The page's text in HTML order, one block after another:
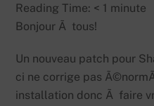
Reading Time: < 1 minute
Bonjour Ã tous!
Un nouveau patch pour
ci ne corrige pas
installation donc Ã faire